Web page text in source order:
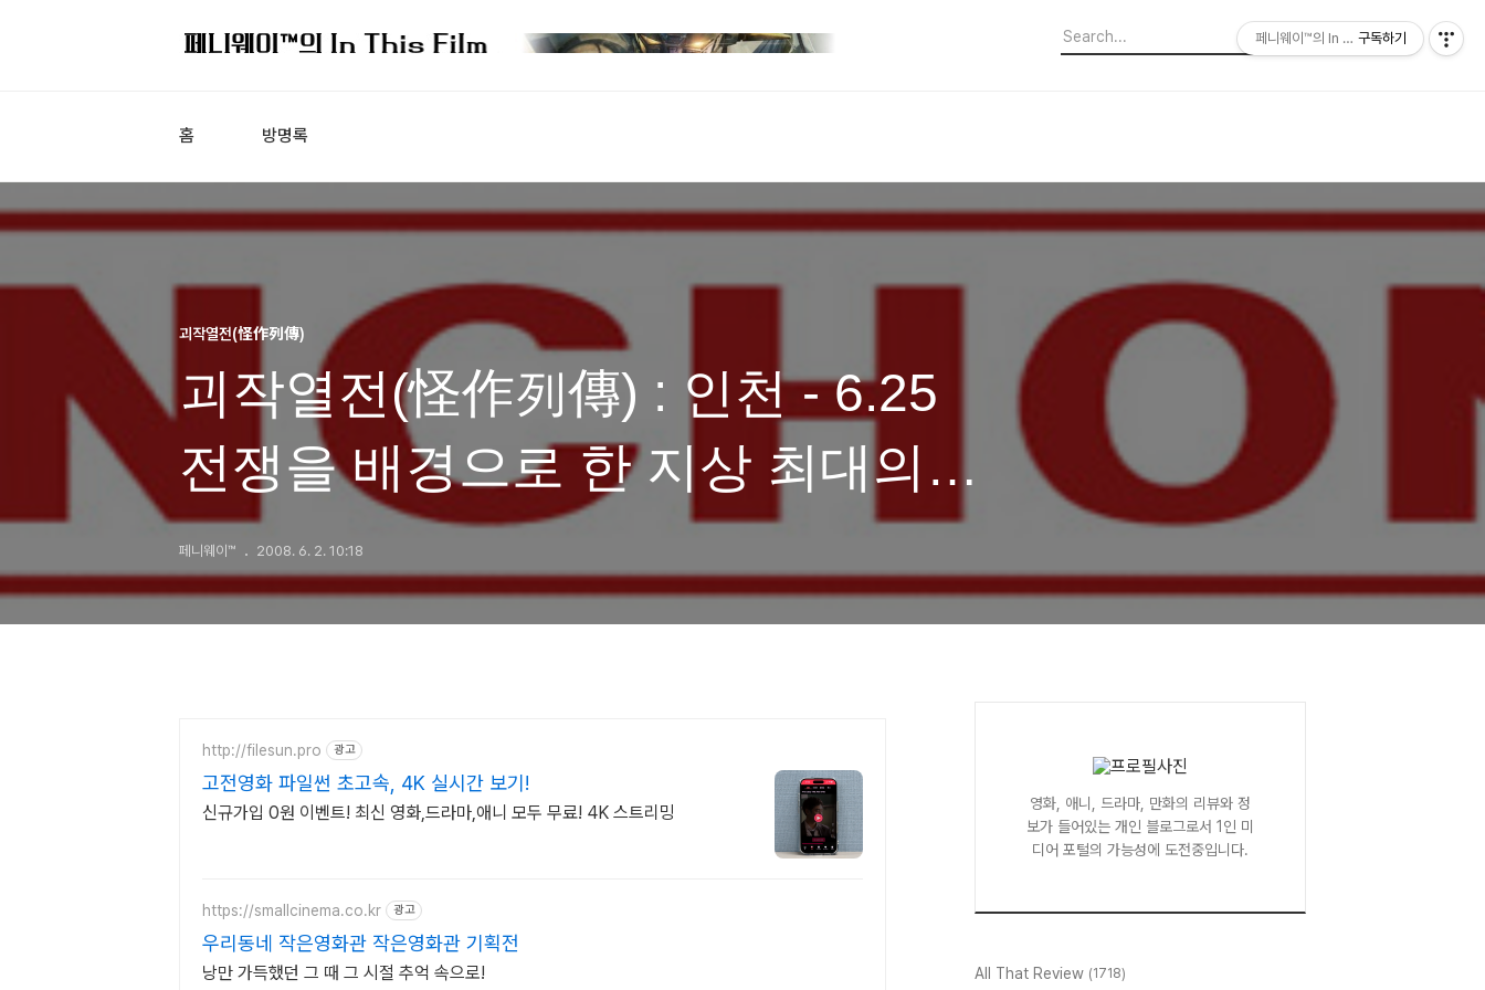
홈 방명록
괴작열전(怪作列傳)
괴작열전(怪作列傳) : 인천 - 6.25
전쟁을 배경으로 한 지상 최대의
괴작 (1부)
페니웨이™ 2008. 6. 2. 10:18
http://filesun.pro 광고
고전영화 파일썬 초고속, 4K 실시간 보기!
신규가입 0원 이벤트! 최신 영화,드라마,애니 모두 무료! 4K 스트리밍
https://smallcinema.co.kr 광고
우리동네 작은영화관 작은영화관 기획전
낭만 가득했던 그 때 그 시절 추억 속으로!
영화, 애니, 드라마, 만화의 리뷰와 정
보가 들어있는 개인 블로그로서 1인 미
디어 포털의 가능성에 도전중입니다.
All That Review (1718)
페니웨이™의 In This Film
구독하기